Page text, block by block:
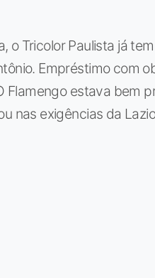
o Tricolor Paulista já
Empréstimo com
Flamengo estava bem
nas exigências da